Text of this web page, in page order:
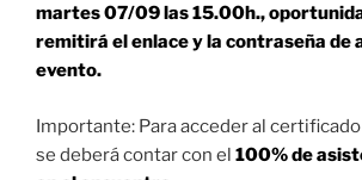
martes 07/09 las 15.00h.,
remitirá el enlace y la contraseña de
evento.
Importante: Para acceder al
se deberá contar con el 100% de